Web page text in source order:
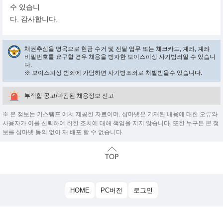
수 있습니
다. 감사합니다.
채권추심을 명목으로 현금 수거 및 전달 업무 또는 체크카드, 계좌, 계좌
비밀번호를 요구할 경우 채용을 빙자한 보이스피싱 사기범죄일 수 있습니
다.
※ 보이스피싱 범죄에 가담하면 사기방조죄로 처벌받을수 있습니다.
부적합 공고/마감된 채용정보 신고
※ 본 정보는 키스템프 에서 제공한 자료이며, 샵마넷은 기재된 내용에 대한 오류와
사용자가 이를 신뢰하여 취한 조치에 대해 책임을 지지 않습니다. 또한 누구든 본 정
보를 샵마넷 동의 없이 재 배포 할 수 없습니다.
HOME PC버전 로그인